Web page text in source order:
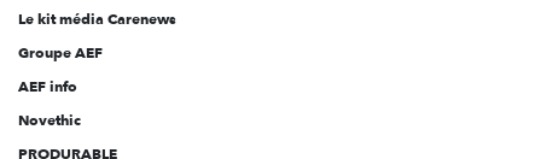
Le kit média Carenews
Groupe AEF
AEF info
Novethic
PRODURABLE